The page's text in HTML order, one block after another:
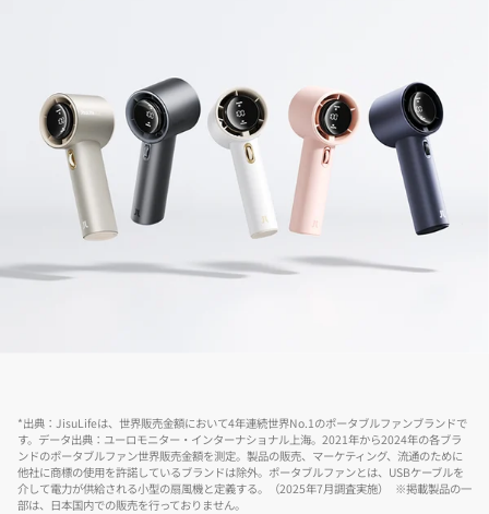
*出典：JisuLifeは、世界販売金額において4年連続世界No.1のポータブルファンブランドで
す。データ出典：ユーロモニター・インターナショナル上海。2021年から2024年の各ブラ
ンドのポータブルファン世界販売金額を測定。製品の販売、マーケティング、流通のために
他社に商標の使用を許諾しているブランドは除外。ポータブルファンとは、USBケーブルを
介して電力が供給される小型の扇風機と定義する。（2025年7月調査実施） ※掲載製品の一
部は、日本国内での販売を行っておりません。